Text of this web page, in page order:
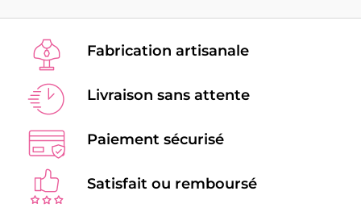
Fabrication artisanale
Livraison sans attente
Paiement sécurisé
Satisfait ou remboursé